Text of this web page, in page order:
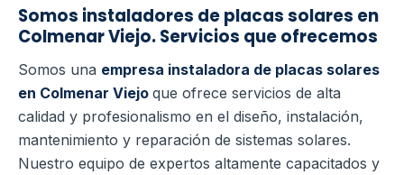
Somos instaladores de placas solares en
Colmenar Viejo. Servicios que ofrecemos
Somos una empresa instaladora de placas solares
en Colmenar Viejo que ofrece servicios de alta
calidad y profesionalismo en el diseño, instalación,
mantenimiento y reparación de sistemas solares.
Nuestro equipo de expertos altamente capacitados y